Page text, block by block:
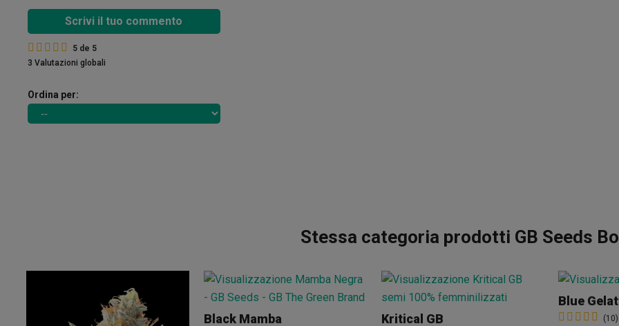
Scrivi il tuo commento
5 de 5
3 Valutazioni globali
Ordina per:
Stessa categoria prodotti GB Seeds
Black Mamba Kritical GB
Blue
(10)